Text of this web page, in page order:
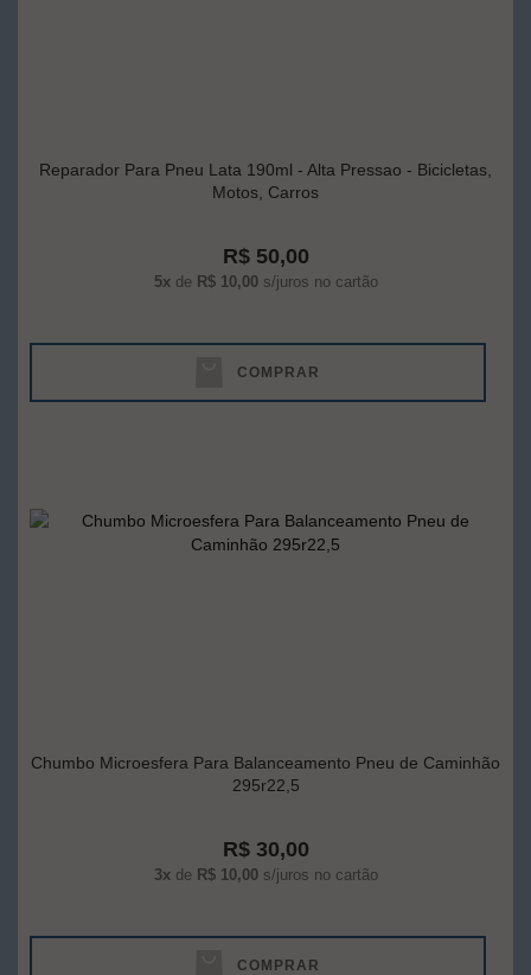
Reparador Para Pneu Lata 190ml - Alta Pressao - Bicicletas,
Motos, Carros
R$ 50,00
5xde R$ 10,00s/juros no cartão
COMPRAR
Chumbo Microesfera Para Balanceamento Pneu de Caminhão
295r22,5
R$ 30,00
3xde R$ 10,00s/juros no cartão
COMPRAR